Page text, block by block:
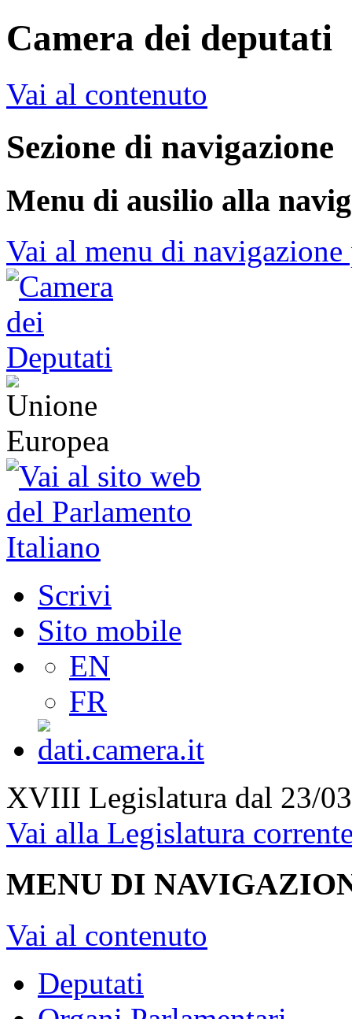
Camera dei deputati
Vai al contenuto
Sezione di navigazione
Menu di ausilio alla
Vai al menu di
Scrivi
Sito mobile
EN
FR
XVIII Legislatura dal 23/
Vai alla Legislatura
MENU DI
Vai al contenuto
Deputati